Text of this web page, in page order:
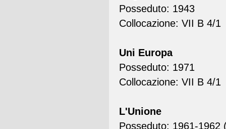
Posseduto: 1943
Collocazione: VII B 4/1
Uni Europa
Posseduto: 1971
Collocazione: VII B 4/1
L'Unione
Posseduto: 1961-1962